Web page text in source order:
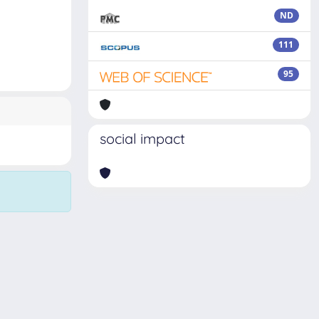
ND
111
95
social impact